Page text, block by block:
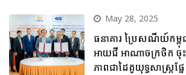
May 28, 2025
ធនាគារ ប្រៃសណីយ៍កម្
អាយជី អាណាចក្រថិក ចុះ
ភាពជាដៃគូយុទ្ធសាស្ត្រផ្នែ